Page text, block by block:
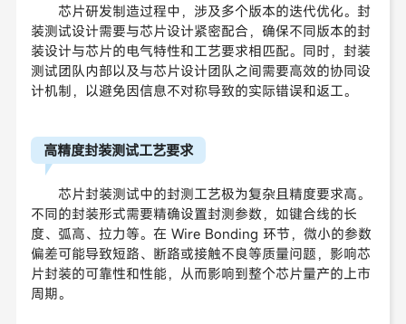
芯片研发制造过程中，涉及多个版本的迭代优化。封
装测试设计需要与芯片设计紧密配合，确保不同版本的封
装设计与芯片的电气特性和工艺要求相匹配。同时，封装
测试团队内部以及与芯片设计团队之间需要高效的协同设
计机制，以避免因信息不对称导致的实际错误和返工。
高精度封装测试工艺要求
芯片封装测试中的封测工艺极为复杂且精度要求高。
不同的封装形式需要精确设置封测参数，如键合线的长
度、弧高、拉力等。在 Wire Bonding 环节，微小的参数
偏差可能导致短路、断路或接触不良等质量问题，影响芯
片封装的可靠性和性能，从而影响到整个芯片量产的上市
周期。